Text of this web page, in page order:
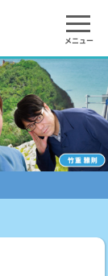
メニュー